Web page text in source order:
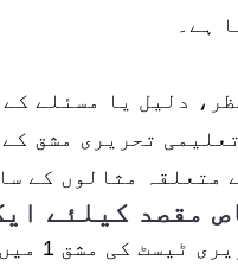
ہے۔
دلیل یا مسئلے
تحریری مشق
متعلقہ مثالوں کے